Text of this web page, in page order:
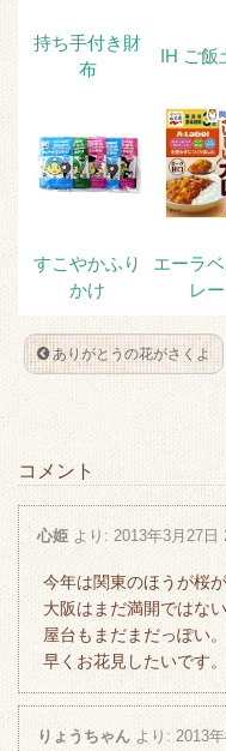
持ち手付き財
布
IH ご飯
すこやかふり
かけ
エーラ
レー
ありがとうの花がさくよ
コメント
心姫 より: 2013年3月27日
今年は関東のほうが桜
大阪はまだ満開ではない
屋台もまだまだっぽい。
早くお花見したいです。
りょうちゃん より: 2013